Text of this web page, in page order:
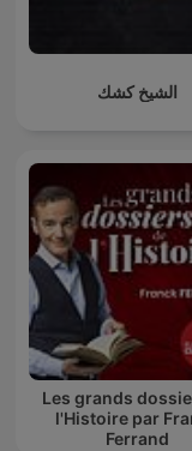
الشيخ كشك
Les grands
l'Histoire par
Ferrand